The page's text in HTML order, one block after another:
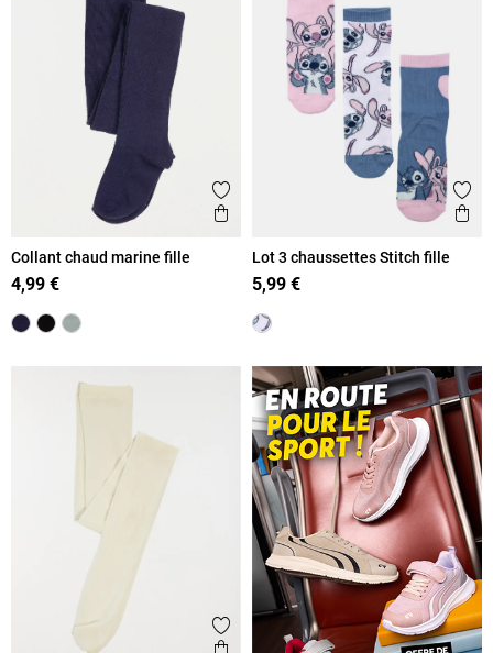
Ajouter aux favoris
Aperçu rapide
Collant chaud marine fille
4,99 €
Lot 3 chaussettes Stitch fille
5,99 €
Ajouter aux favoris